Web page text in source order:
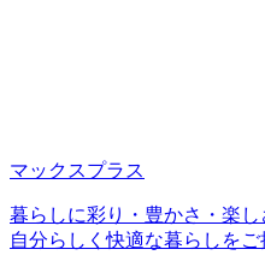
マックスプラス
暮らしに彩り・豊かさ・楽し
自分らしく快適な暮らしをご